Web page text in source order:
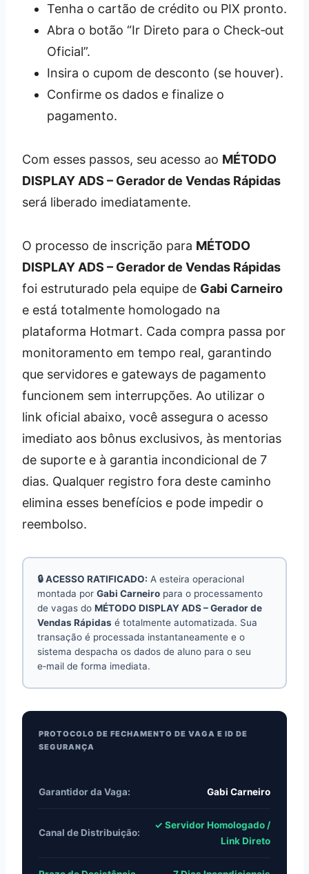
Tenha o cartão de crédito ou PIX pronto.
Abra o botão “Ir Direto para o Check‑out
Oficial”.
Insira o cupom de desconto (se houver).
Confirme os dados e finalize o
pagamento.
Com esses passos, seu acesso ao MÉTODO
DISPLAY ADS – Gerador de Vendas Rápidas
será liberado imediatamente.
O processo de inscrição para MÉTODO
DISPLAY ADS – Gerador de Vendas Rápidas
foi estruturado pela equipe de Gabi Carneiro
e está totalmente homologado na
plataforma Hotmart. Cada compra passa por
monitoramento em tempo real, garantindo
que servidores e gateways de pagamento
funcionem sem interrupções. Ao utilizar o
link oficial abaixo, você assegura o acesso
imediato aos bônus exclusivos, às mentorias
de suporte e à garantia incondicional de 7
dias. Qualquer registro fora deste caminho
elimina esses benefícios e pode impedir o
reembolso.
🔒 ACESSO RATIFICADO: A esteira operacional
montada por Gabi Carneiro para o processamento
de vagas do MÉTODO DISPLAY ADS – Gerador de
Vendas Rápidas é totalmente automatizada. Sua
transação é processada instantaneamente e o
sistema despacha os dados de aluno para o seu
e‑mail de forma imediata.
PROTOCOLO DE FECHAMENTO DE VAGA E ID DE
SEGURANÇA
Garantidor da Vaga: Gabi Carneiro
Canal de Distribuição:
✓ Servidor Homologado /
Link Direto